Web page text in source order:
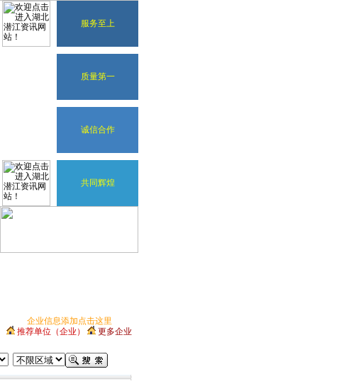
服务至上
质量第一
诚信合作
共同辉煌
企业信息添加点击这里
推荐单位（企业）
更多企业